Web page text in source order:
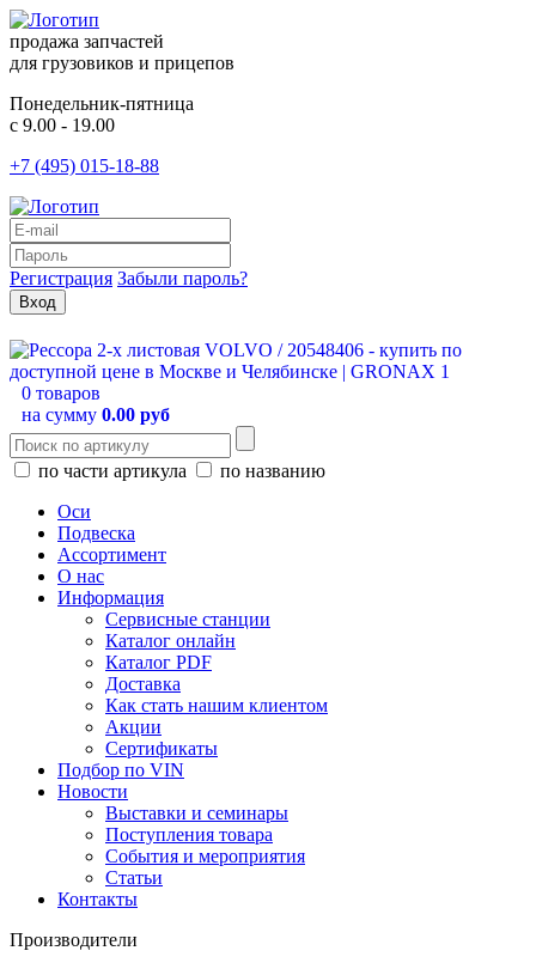
продажа запчастей
для грузовиков и прицепов
Понедельник-пятница
с 9.00 - 19.00
+7 (495) 015-18-88
Регистрация Забыли пароль?
0 товаров
на сумму 0.00 руб
по части артикула
по названию
Оси
Подвеска
Ассортимент
О нас
Информация
Сервисные станции
Каталог онлайн
Каталог PDF
Доставка
Как стать нашим клиентом
Акции
Сертификаты
Подбор по VIN
Новости
Выставки и семинары
Поступления товара
События и мероприятия
Статьи
Контакты
Производители